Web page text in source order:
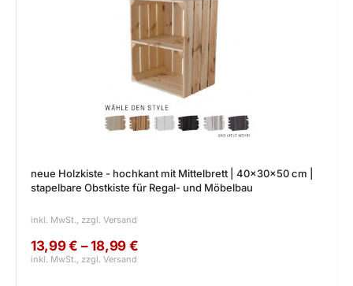
neue Holzkiste - hochkant mit Mittelbrett | 40x30x50 cm |
stapelbare Obstkiste für Regal- und Möbelbau
13,99 € – 18,99 €